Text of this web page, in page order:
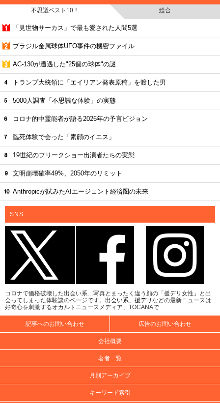
不思議ベスト10！ 総合
「見世物サーカス」で最も愛された人間5選
ブラジル金属球体UFO事件の機密ファイル
AC-130が遭遇した"25個の球体"の謎
トランプ大統領に「エイリアン発表原稿」を渡した男
5000人調査「不思議な体験」の実態
コロナ的中霊能者が語る2026年の予言ビジョン
臨死体験で会った「素顔のイエス」
19世紀のフリークショー出演者たちの実態
文明崩壊確率49%、2050年のリミット
Anthropicが試みたAIエージェント経済圏の未来
SNS
コロナで価格破壊した出会い系…写真とまったく違う顔の「援デリ女性」と出
会ってしまった体験談のページです。 出会い系、 援デリ などの最新ニュースは
好奇心を刺激するオカルトニュースメディア、TOCANAで
記事へのお問い合わせ 広告のお問い合わせ
会社概要
著者一覧
月別アーカイブ
キーワード索引